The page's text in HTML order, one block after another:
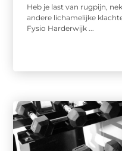
Heb je last van rugpijn,
andere lichamelijke
Fysio Harderwijk ...